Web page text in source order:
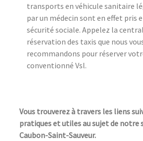
transports en véhicule sanitaire
par un médecin sont en effet pris
sécurité sociale. Appelez la
réservation des taxis que nous
recommandons pour réserver
conventionné Vsl.
Vous trouverez à travers les liens
pratiques et utiles au sujet de notre
Caubon-Saint-Sauveur.